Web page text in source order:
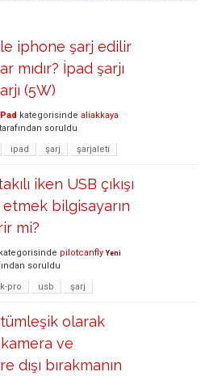
iphone şarj edilir
mıdır? İpad şarjı
(5W)
kategorisinde aliakkaya
tarafından soruldu
ipad şarj şarjaleti
iken USB çıkışı
bilgisayarın
mi?
kategorisinde pilotcanfly Yeni
soruldu
pro usb şarj
olarak
ve
dışı bırakmanın